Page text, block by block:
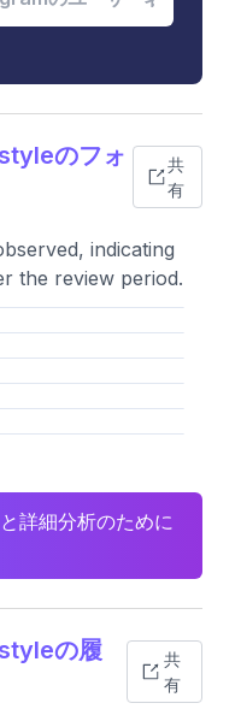
のフォ
共
有
indicating
the review period.
詳細分析のために
の履
共
有